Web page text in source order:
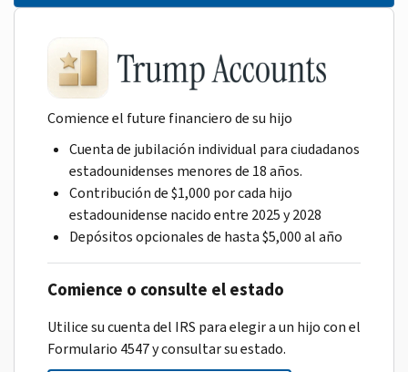
Comience el future financiero de su hijo
Cuenta de jubilación individual para ciudadanos
estadounidenses menores de 18 años.
Contribución de $1,000 por cada hijo
estadounidense nacido entre 2025 y 2028
Depósitos opcionales de hasta $5,000 al año
Comience o consulte el estado
Utilice su cuenta del IRS para elegir a un hijo con el
Formulario 4547 y consultar su estado.